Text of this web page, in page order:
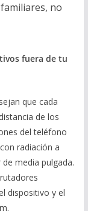
no
fuera de tu
que cada
de los
del teléfono
radiación a
media pulgada.
dispositivo y el